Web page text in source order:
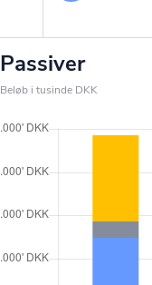
Passiver
Beløb i tusinde DKK